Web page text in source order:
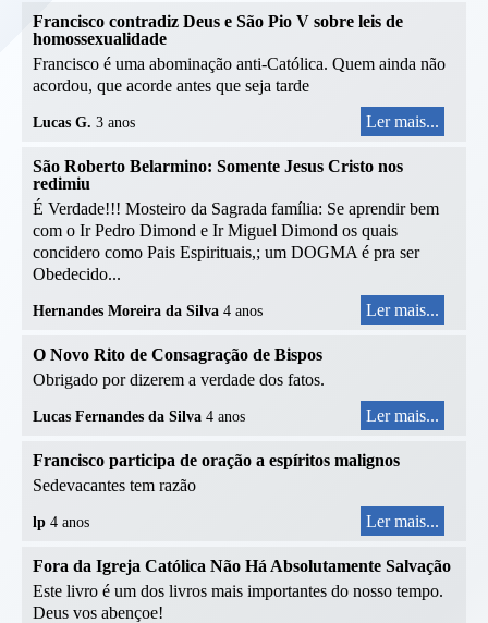
Francisco contradiz Deus e São Pio V sobre leis de
homossexualidade
Francisco é uma abominação anti-Católica. Quem ainda não
acordou, que acorde antes que seja tarde
Lucas G. 3 anos Ler mais...
São Roberto Belarmino: Somente Jesus Cristo nos
redimiu
É Verdade!!! Mosteiro da Sagrada família: Se aprendir bem
com o Ir Pedro Dimond e Ir Miguel Dimond os quais
concidero como Pais Espirituais,; um DOGMA é pra ser
Obedecido...
Hernandes Moreira da Silva 4 anos Ler mais...
O Novo Rito de Consagração de Bispos
Obrigado por dizerem a verdade dos fatos.
Lucas Fernandes da Silva 4 anos Ler mais...
Francisco participa de oração a espíritos malignos
Sedevacantes tem razão
lp 4 anos Ler mais...
Fora da Igreja Católica Não Há Absolutamente Salvação
Este livro é um dos livros mais importantes do nosso tempo.
Deus vos abençoe!